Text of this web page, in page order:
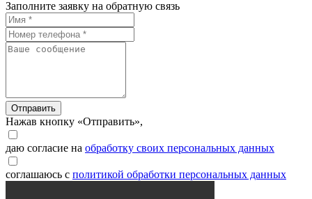
Заполните заявку на обратную связь
Отправить
Нажав кнопку «Отправить»,
даю согласие на обработку своих персональных данных
соглашаюсь с политикой обработки персональных данных